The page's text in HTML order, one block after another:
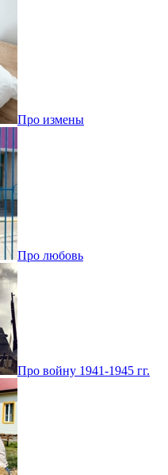
Про измены
Про любовь
Про войну 1941-1945 гг.